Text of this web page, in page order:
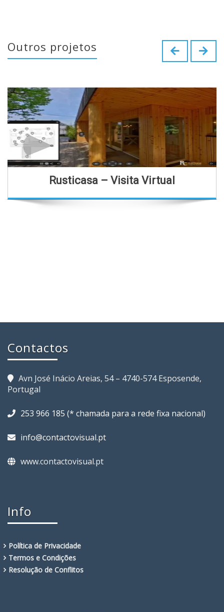
Outros projetos
Sinfoniettadebraga
Contactos
Avn José Inácio Areias, 54 – 4740-574 Esposende,
Portugal
253 966 185 (* chamada para a rede fixa nacional)
info@contactovisual.pt
www.contactovisual.pt
Info
Política de Privacidade
Termos e Condições
Resolução de Conflitos